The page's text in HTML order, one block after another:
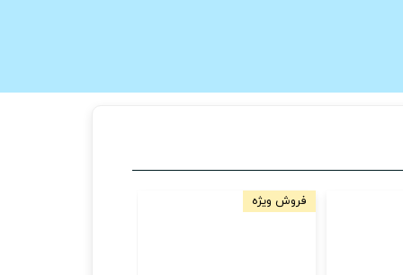
فروش ویژه